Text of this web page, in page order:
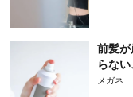
前髪
らな
メガネ